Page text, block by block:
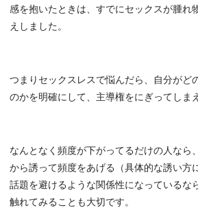
感を抱いたときは、すでにセックスが腫れ
えしました。
つまりセックスレスで悩んだら、自分がど
のかを明確にして、主導権をにぎってしま
なんとなく頻度が下がってるだけの人なら
から誘って頻度をあげる（具体的な誘い方
話題を避けるような関係性になっているな
触れてみることも大切です。